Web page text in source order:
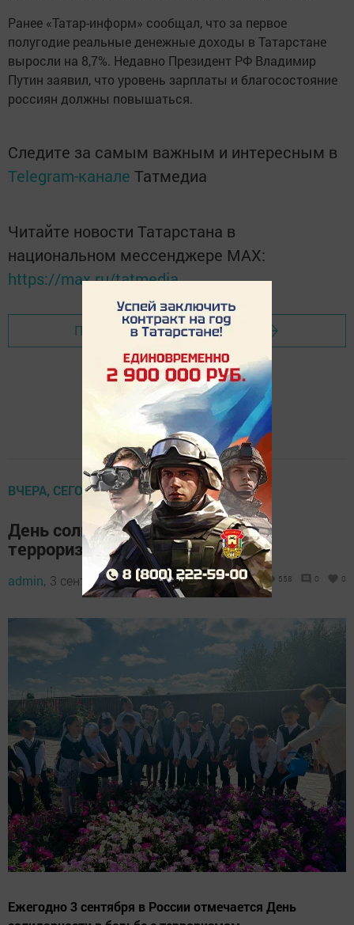
Ранее «Татар-информ» сообщал, что за первое
полугодие реальные денежные доходы в Татарстане
выросли на 8,7%. Недавно Президент РФ Владимир
Путин заявил, что уровень зарплаты и благосостояние
россиян должны повышаться.
Следите за самым важным и интересным в
Telegram-канале Татмедиа
Читайте новости Татарстана в
национальном мессенджере MАХ:
https://max.ru/tatmedia
Перейти на страницу новости
ВЧЕРА, СЕГОДНЯ, ЗАВТРА
День солидарности в борьбе с
терроризмом
admin, 3 сентября 2023 - 20:47 558 0 0
Ежегодно 3 сентября в России отмечается День